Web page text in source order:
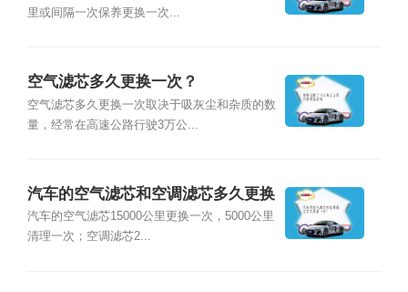
里或间隔一次保养更换一次...
空气滤芯多久更换一次？
空气滤芯多久更换一次取决于吸灰尘和杂质的数
量，经常在高速公路行驶3万公...
汽车的空气滤芯和空调滤芯多久更换
一次？
汽车的空气滤芯15000公里更换一次，5000公里
清理一次；空调滤芯2...